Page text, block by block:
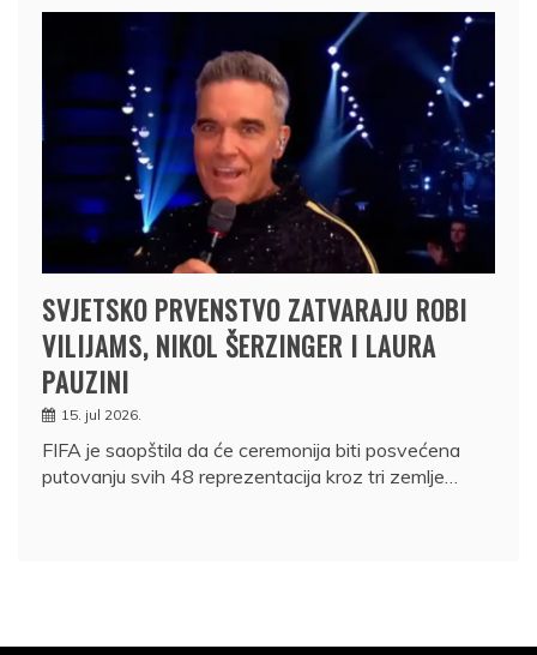
SVJETSKO PRVENSTVO ZATVARAJU ROBI
VILIJAMS, NIKOL ŠERZINGER I LAURA
PAUZINI
15. jul 2026.
FIFA je saopštila da će ceremonija biti posvećena
putovanju svih 48 reprezentacija kroz tri zemlje…